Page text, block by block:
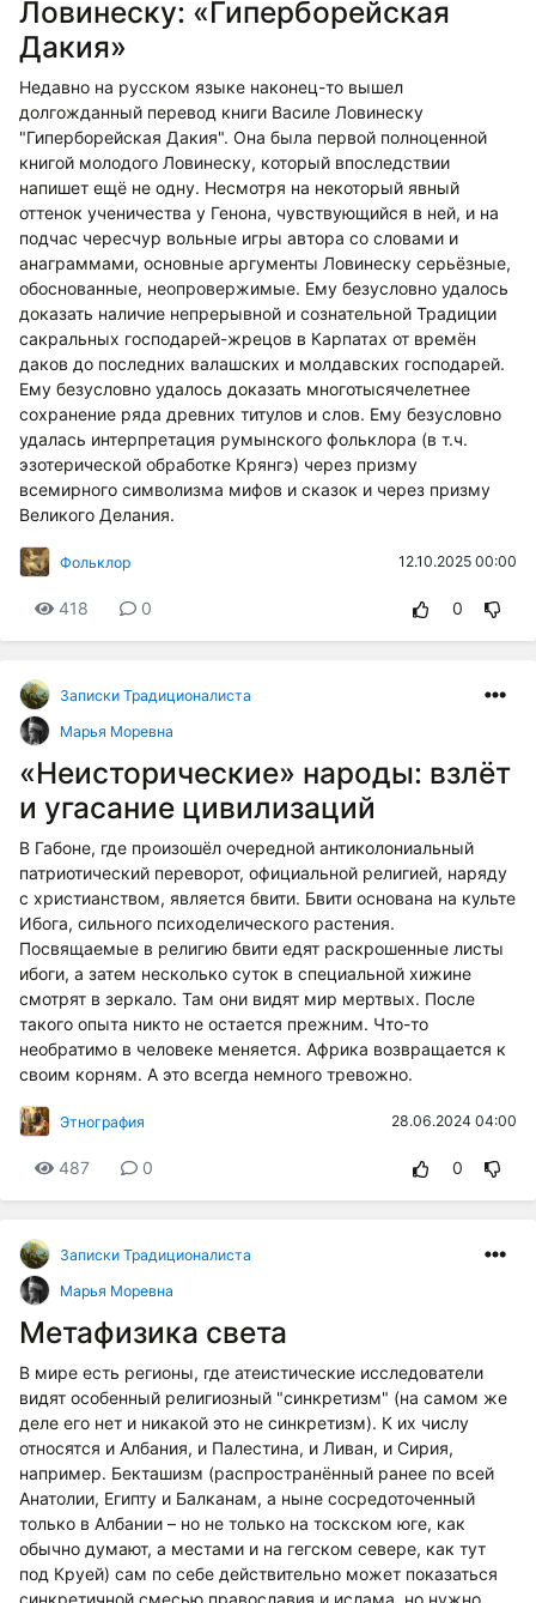
Ловинеску: «Гиперборейская
Дакия»
Недавно на русском языке наконец-то вышел
долгожданный перевод книги Василе Ловинеску
"Гиперборейская Дакия". Она была первой полноценной
книгой молодого Ловинеску, который впоследствии
напишет ещё не одну. Несмотря на некоторый явный
оттенок ученичества у Генона, чувствующийся в ней, и на
подчас чересчур вольные игры автора со словами и
анаграммами, основные аргументы Ловинеску серьёзные,
обоснованные, неопровержимые. Ему безусловно удалось
доказать наличие непрерывной и сознательной Традиции
сакральных господарей-жрецов в Карпатах от времён
даков до последних валашских и молдавских господарей.
Ему безусловно удалось доказать многотысячелетнее
сохранение ряда древних титулов и слов. Ему безусловно
удалась интерпретация румынского фольклора (в т.ч.
эзотерической обработке Крянгэ) через призму
всемирного символизма мифов и сказок и через призму
Великого Делания.
Фольклор 12.10.2025 00:00
418 0 0
Записки Традиционалиста
Марья Моревна
«Неисторические» народы: взлёт
и угасание цивилизаций
В Габоне, где произошёл очередной антиколониальный
патриотический переворот, официальной религией, наряду
с христианством, является бвити. Бвити основана на культе
Ибога, сильного психоделического растения.
Посвящаемые в религию бвити едят раскрошенные листы
ибоги, а затем несколько суток в специальной хижине
смотрят в зеркало. Там они видят мир мертвых. После
такого опыта никто не остается прежним. Что-то
необратимо в человеке меняется. Африка возвращается к
своим корням. А это всегда немного тревожно.
Этнография 28.06.2024 04:00
487 0 0
Записки Традиционалиста
Марья Моревна
Метафизика света
В мире есть регионы, где атеистические исследователи
видят особенный религиозный "синкретизм" (на самом же
деле его нет и никакой это не синкретизм). К их числу
относятся и Албания, и Палестина, и Ливан, и Сирия,
например. Бекташизм (распространённый ранее по всей
Анатолии, Египту и Балканам, а ныне сосредоточенный
только в Албании – но не только на тоскском юге, как
обычно думают, а местами и на гегском севере, как тут
под Круей) сам по себе действительно может показаться
синкретичной смесью православия и ислама, но нужно